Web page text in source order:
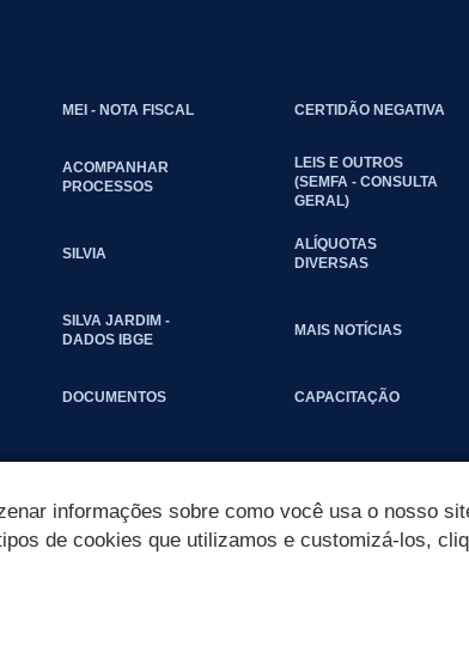
MEI - NOTA FISCAL CERTIDÃO NEGATIVA
ACOMPANHAR
PROCESSOS
LEIS E OUTROS
(SEMFA - CONSULTA
GERAL)
SILVIA
ALÍQUOTAS
DIVERSAS
SILVA JARDIM -
DADOS IBGE
MAIS NOTÍCIAS
DOCUMENTOS CAPACITAÇÃO
informações sobre como você usa o nosso
de cookies que utilizamos e customizá-los,